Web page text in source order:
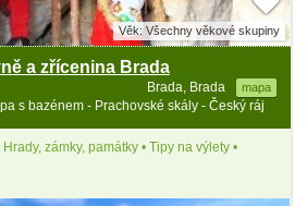
Věk: Všechny věkové skupiny
a zřícenina Brada
Brada, Brada mapa
s bazénem - Prachovské skály - Český ráj
zámky, památky • Tipy na výlety •